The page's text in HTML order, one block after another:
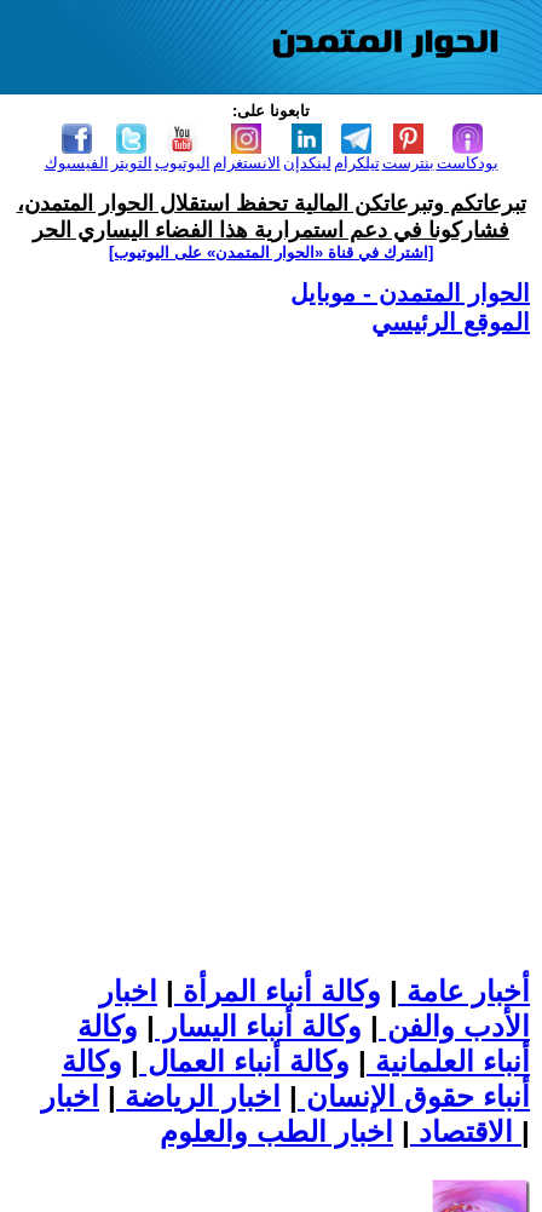
تابعونا على:
الفيسبوك التويتر اليوتيوب الانستغرام لينكدإن تيلكرامبنترست بودكاست
تبرعاتكم وتبرعاتكن المالية تحفظ استقلال الحوار المتمدن،
فشاركونا في دعم استمرارية هذا الفضاء اليساري الحر
[اشترك في قناة ‫«الحوار المتمدن» على اليوتيوب]
الحوار المتمدن - موبايل
الموقع الرئيسي
أخبار عامة | وكالة أنباء المرأة | اخبار
الأدب والفن | وكالة أنباء اليسار | وكالة
أنباء العلمانية | وكالة أنباء العمال | وكالة
أنباء حقوق الإنسان | اخبار الرياضة | اخبار
الاقتصاد | |